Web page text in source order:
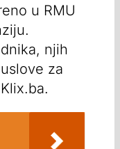
u RMU
njih
za